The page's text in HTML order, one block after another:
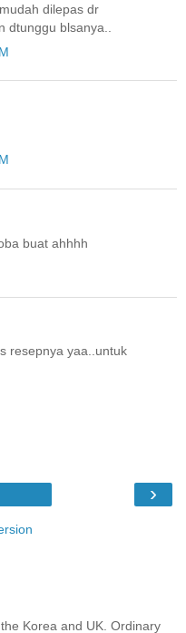
dilepas dr
dtunggu blsanya..
buat ahhhh
resepnya yaa..untuk
›
Korea and UK. Ordinary